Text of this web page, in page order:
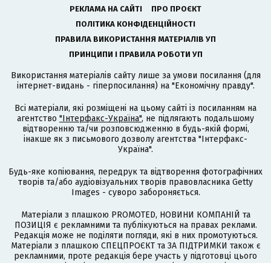
РЕКЛАМА НА САЙТІ
ПРО ПРОЄКТ
ПОЛІТИКА КОНФІДЕНЦІЙНОСТІ
ПРАВИЛА ВИКОРИСТАННЯ МАТЕРІАЛІВ УП
ПРИНЦИПИ І ПРАВИЛА РОБОТИ УП
Використання матеріалів сайту лише за умови посилання (для
інтернет-видань - гіперпосилання) на "Економічну правду".
Всі матеріали, які розміщені на цьому сайті із посиланням на
агентство "Інтерфакс-Україна", не підлягають подальшому
відтворенню та/чи розповсюдженню в будь-якій формі,
інакше як з письмового дозволу агентства "Інтерфакс-
Україна".
Будь-яке копіювання, передрук та відтворення фотографічних
творів та/або аудіовізуальних творів правовласника Getty
Images - суворо забороняється.
Матеріали з плашкою PROMOTED, НОВИНИ КОМПАНІЙ та
ПОЗИЦІЯ є рекламними та публікуються на правах реклами.
Редакція може не поділяти погляди, які в них промотуються.
Матеріали з плашкою СПЕЦПРОЄКТ та ЗА ПІДТРИМКИ також є
рекламними, проте редакція бере участь у підготовці цього